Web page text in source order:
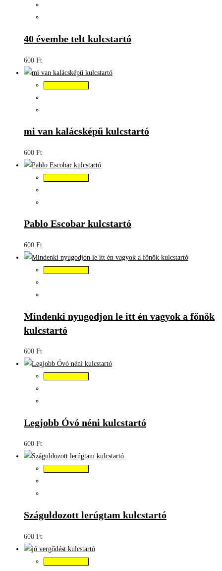
40 évembe telt kulcstartó
600 Ft
mi van kalácsképű kulcstartó
600 Ft
Pablo Escobar kulcstartó
600 Ft
Mindenki nyugodjon le itt én vagyok a főnök
kulcstartó
600 Ft
Legjobb Óvó néni kulcstartó
600 Ft
Száguldozott lerúgtam kulcstartó
600 Ft